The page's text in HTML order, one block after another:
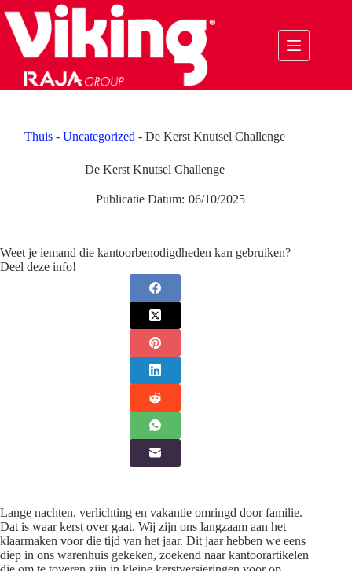
naar
inhoud
Thuis -Uncategorized -De Kerst Knutsel Challenge
De Kerst Knutsel Challenge
Publicatie Datum: 06/10/2025
Weet je iemand die kantoorbenodigdheden kan gebruiken?
Deel deze info!
Lange nachten, verlichting en vakantie omringd door familie.
Dat is waar kerst over gaat. Wij zijn ons langzaam aan het
klaarmaken voor die tijd van het jaar. Dit jaar hebben we eens
diep in ons warenhuis gekeken, zoekend naar kantoorartikelen